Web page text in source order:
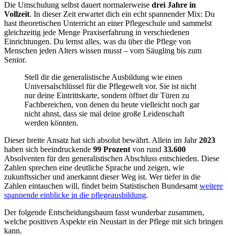
Die Umschulung selbst dauert normalerweise drei Jahre in
Vollzeit. In dieser Zeit erwartet dich ein echt spannender Mix: Du
hast theoretischen Unterricht an einer Pflegeschule und sammelst
gleichzeitig jede Menge Praxiserfahrung in verschiedenen
Einrichtungen. Du lernst alles, was du über die Pflege von
Menschen jeden Alters wissen musst – vom Säugling bis zum
Senior.
Stell dir die generalistische Ausbildung wie einen
Universalschlüssel für die Pflegewelt vor. Sie ist nicht
nur deine Eintrittskarte, sondern öffnet dir Türen zu
Fachbereichen, von denen du heute vielleicht noch gar
nicht ahnst, dass sie mal deine große Leidenschaft
werden könnten.
Dieser breite Ansatz hat sich absolut bewährt. Allein im Jahr2023
haben sich beeindruckende 99 Prozent von rund 33.600
Absolventen für den generalistischen Abschluss entschieden. Diese
Zahlen sprechen eine deutliche Sprache und zeigen, wie
zukunftssicher und anerkannt dieser Weg ist. Wer tiefer in die
Zahlen eintauchen will, findet beim Statistischen Bundesamt weitere
spannende einblicke in die pflegeausbildung.
Der folgende Entscheidungsbaum fasst wunderbar zusammen,
welche positiven Aspekte ein Neustart in der Pflege mit sich bringen
kann.